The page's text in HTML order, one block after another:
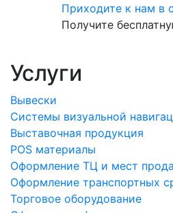
Приходите к нам в
Получите
Услуги
Вывески
Системы визуальной
Выставочная продукция
POS материалы
Оформление ТЦ и мест
Оформление транспортных
Торговое оборудование